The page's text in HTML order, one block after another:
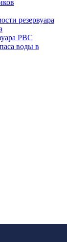
резервуара
РВС
воды в